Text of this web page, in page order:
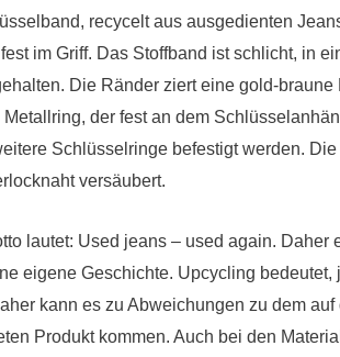
recycelt aus ausgedienten
im Griff. Das Stoffband ist schlicht, in
Die Ränder ziert eine gold-braune
der fest an dem
Schlüsselringe befestigt werden.
versäubert.
lautet: Used jeans – used again. Daher
eigene Geschichte. Upcycling bedeutet,
kann es zu Abweichungen zu dem auf
Produkt kommen. Auch bei den